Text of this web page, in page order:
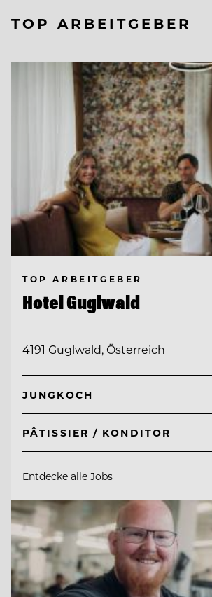
TOP ARBEITGEBER
TOP ARBEITGEBER
Hotel Guglwald
4191 Guglwald, Österreich
JUNGKOCH
PÂTISSIER / KONDITOR
Entdecke alle Jobs